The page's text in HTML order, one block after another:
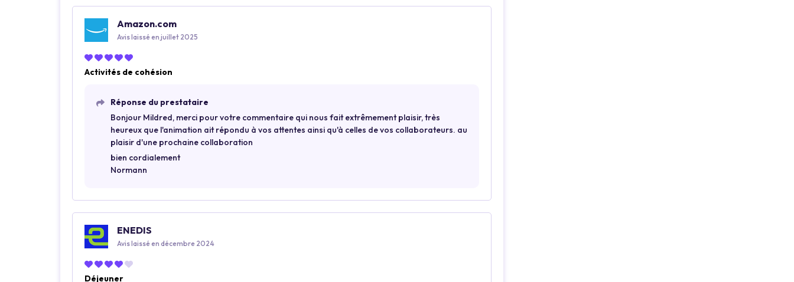
Amazon.com
Avis laissé en juillet 2025
Activités de cohésion
Réponse du prestataire
Bonjour Mildred, merci pour votre commentaire qui nous fait extrêmement plaisir, très
heureux que l'animation ait répondu à vos attentes ainsi qu'à celles de vos collaborateurs. au
plaisir d'une prochaine collaboration
bien cordialement
Normann
ENEDIS
Avis laissé en décembre 2024
Déjeuner